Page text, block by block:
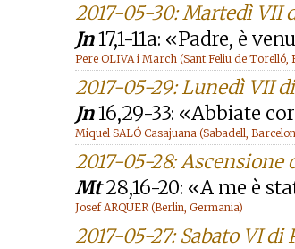
2017-05-30: Martedì VII
Jn17,1-11a: «Padre, è
Pere OLIVA i March (Sant Feliu de Torelló,
2017-05-29: Lunedì VII
Jn16,29-33: «Abbiate
Miquel SALÓ Casajuana (Sabadell,
2017-05-28: Ascensione
Mt28,16-20: «A me è
Josef ARQUER (Berlin, Germania)
2017-05-27: Sabato VI di